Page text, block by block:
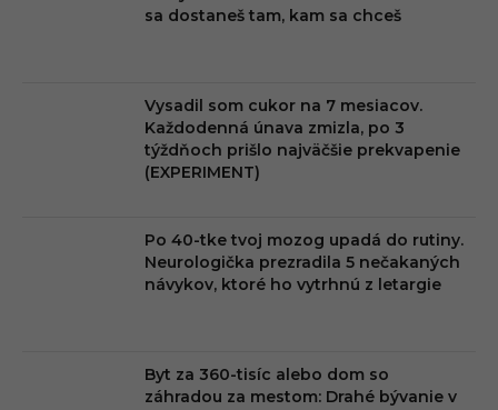
sa dostaneš tam, kam sa chceš
Vysadil som cukor na 7 mesiacov.
Každodenná únava zmizla, po 3
týždňoch prišlo najväčšie prekvapenie
(EXPERIMENT)
Po 40-tke tvoj mozog upadá do rutiny.
Neurologička prezradila 5 nečakaných
návykov, ktoré ho vytrhnú z letargie
Byt za 360-tisíc alebo dom so
záhradou za mestom: Drahé bývanie v